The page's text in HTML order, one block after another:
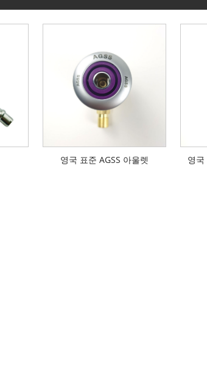
영국 표준 AGSS 아울렛 영